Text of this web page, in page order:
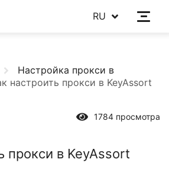
RU
Настройка прокси в
настроить прокси в KeyAssort
1784 просмотра
прокси в KeyAssort